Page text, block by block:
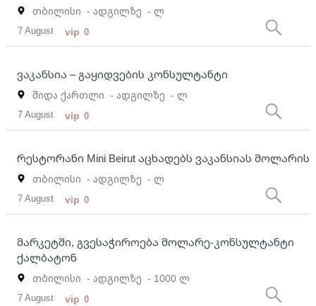
თბილისი - ადგილზე - ლ
7 August vip 0
ვაკანსია – გაყიდვების კონსულტანტი
შიდა ქართლი - ადგილზე - ლ
7 August vip 0
რესტორანი Mini Beirut აცხადებს ვაკანსიას მოლარის
თბილისი - ადგილზე - ლ
7 August vip 0
მარკეტში, გვესაჭიროება მოლარე-კონსულტანტი
ქალბატონ
თბილისი - ადგილზე - 1000 ლ
7 August vip 0